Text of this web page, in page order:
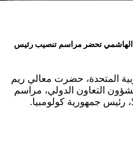
الهاشمي تحضر مراسم تنصيب رئيس
المتحدة، حضرت معالي ريم
التعاون الدولي، مراسم
رئيس جمهورية كولومبيا.